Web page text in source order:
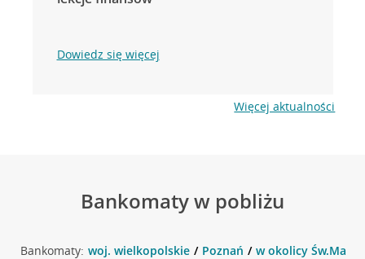
Dowiedz się więcej
Więcej aktualności
Bankomaty w pobliżu
Bankomaty: woj. wielkopolskie Poznań w okolicy